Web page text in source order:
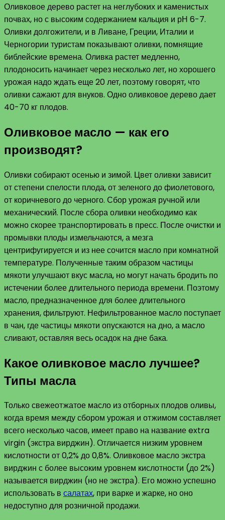
Оливковое дерево растет на неглубоких и каменистых
почвах, но с высоким содержанием кальция и рН 6-7.
Оливки долгожители, и в Ливане, Греции, Италии и
Черногории туристам показывают оливки, помнящие
библейские времена. Оливка растет медленно,
плодоносить начинает через несколько лет, но хорошего
урожая надо ждать еще 20 лет, поэтому говорят, что
оливки сажают для внуков. Одно оливковое дерево дает
40-70 кг плодов.
Оливковое масло — как его
производят?
Оливки собирают осенью и зимой. Цвет оливки зависит
от степени спелости плода, от зеленого до фиолетового,
от коричневого до черного. Сбор урожая ручной или
механический. После сбора оливки необходимо как
можно скорее транспортировать в пресс. После очистки и
промывки плоды измельчаются, а мезга
центрифугируется и из нее сочится масло при комнатной
температуре. Полученные таким образом частицы
мякоти улучшают вкус масла, но могут начать бродить по
истечении более длительного периода времени. Поэтому
масло, предназначенное для более длительного
хранения, фильтруют. Нефильтрованное масло поступает
в чан, где частицы мякоти опускаются на дно, а масло
сливают, оставляя весь осадок на дне бака.
Какое оливковое масло лучшее?
Типы масла
Только свежеотжатое масло из отборных плодов оливы,
когда время между сбором урожая и отжимом составляет
всего несколько часов, имеет право на название extra
virgin (экстра вирджин). Отличается низким уровнем
кислотности от 0,2% до 0,8%. Оливковое масло экстра
вирджин с более высоким уровнем кислотности (до 2%)
называется вирджин (но не экстра). Его можно успешно
использовать в салатах, при варке и жарке, но оно
недоступно для розничной продажи.